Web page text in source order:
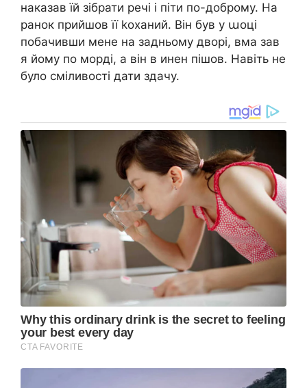
наказав їй зібрати речі і піти по-доброму. На
ранок прийшов її kоханий. Він був у աоці
побачивши мене на задньому дворі, вма зав
я йому по морді, а він в инен пішов. Навіть не
було сміливості дати здачу.